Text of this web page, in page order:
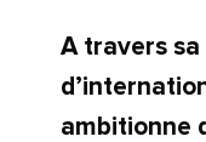
A travers
ambitionne